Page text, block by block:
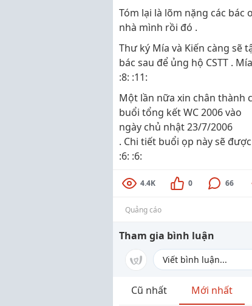
Tóm lại là lõm nặng các bác
nhà mình rồi đó .
Thư ký Mía và Kiến càng sẽ
bác sau để ủng hộ CSTT .
:8: :11:
Một lần nữa xin chân thành
buổi tổng kết WC 2006 vào
ngày chủ nhật 23/7/2006
. Chi tiết buổi ọp này sẽ
:6: :6:
4.4K 0 66
Quảng cáo
Tham gia bình luận
Cũ nhất Mới nhất